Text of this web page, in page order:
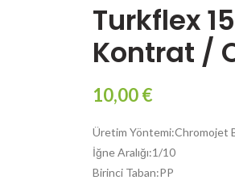
Turkflex
Kontrat /
10,00€
Üretim Yöntemi:Chromojet
İğne Aralığı:1/10
Birinci Taban:PP